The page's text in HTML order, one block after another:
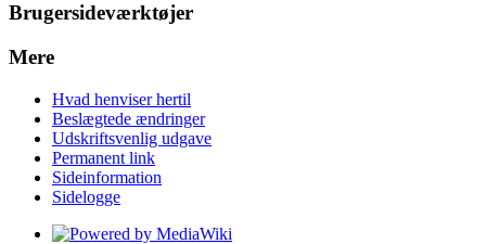
Brugersideværktøjer
Mere
Hvad henviser hertil
Beslægtede ændringer
Udskriftsvenlig udgave
Permanent link
Sideinformation
Sidelogge